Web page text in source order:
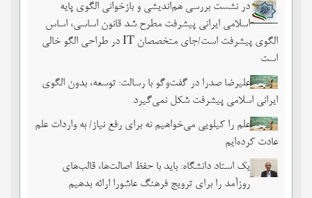
در نشست بررسی هم‌اندیشی و بازخوانی الگوی پایه
اسلامی ایرانی پیشرفت مطرح شد قانون اساسی، اساس
الگوی پیشرفت است/جای متخصصان IT در طراحی الگو خالی
است
علیرضا صدرا در گفت‌وگو با رسالت: توسعه، بدون الگوی
ایرانی اسلامی پیشرفت شکل نمی‌گیرد
علم را کیلویی می‌خواهیم نه برای رفع نیاز/ به واردات علم
عادت کرده‌ایم
یک استاد دانشگاه: باید با حفظ اصالت‌ها، قالب‌های
روزآمد را برای ترویج فرهنگ عاشورا ارائه بدهیم